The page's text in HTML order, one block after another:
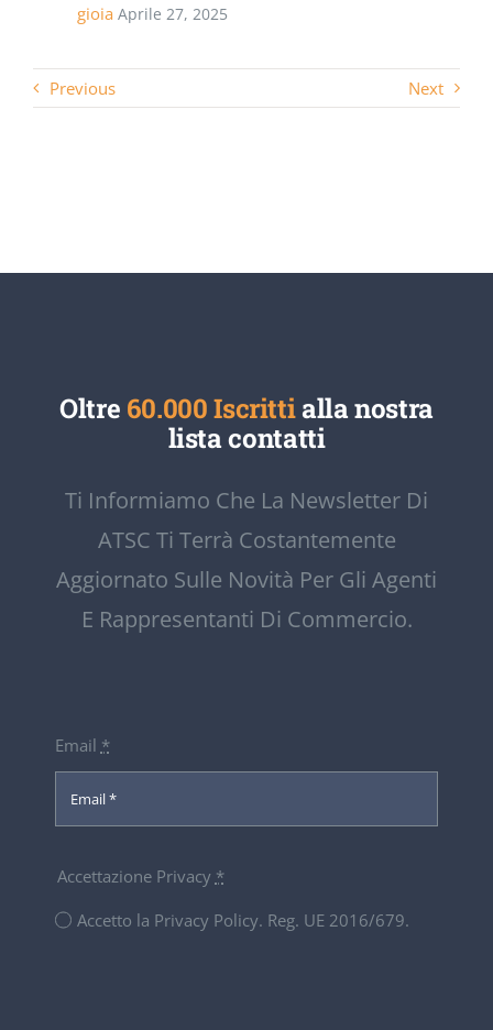
gioia Aprile 27, 2025
Previous Next
Oltre 60.000 Iscrittialla nostra
lista contatti
Ti Informiamo Che La Newsletter Di
ATSC Ti Terrà Costantemente
Aggiornato Sulle Novità Per Gli Agenti
E Rappresentanti Di Commercio.
Email *
Accettazione Privacy *
Accetto la Privacy Policy. Reg. UE 2016/679.